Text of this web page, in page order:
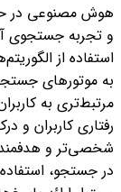
هوش مصنوعی در
و تجربه جستجوی
استفاده از
به موتورهای
مرتبط‌تری به
رفتاری کاربران و
شخصی‌تر و
در جستجو،